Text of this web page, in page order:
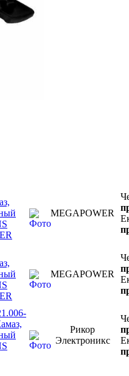
MEGAPOWER
MEGAPOWER
Рикор
Электроникс